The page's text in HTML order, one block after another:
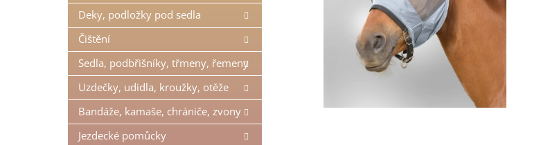
Deky, podložky pod sedla
Čištění
Sedla, podbřišníky, třmeny, řemeny
Uzdečky, udidla, kroužky, otěže
Bandáže, kamaše, chrániče, zvony
Jezdecké pomůcky